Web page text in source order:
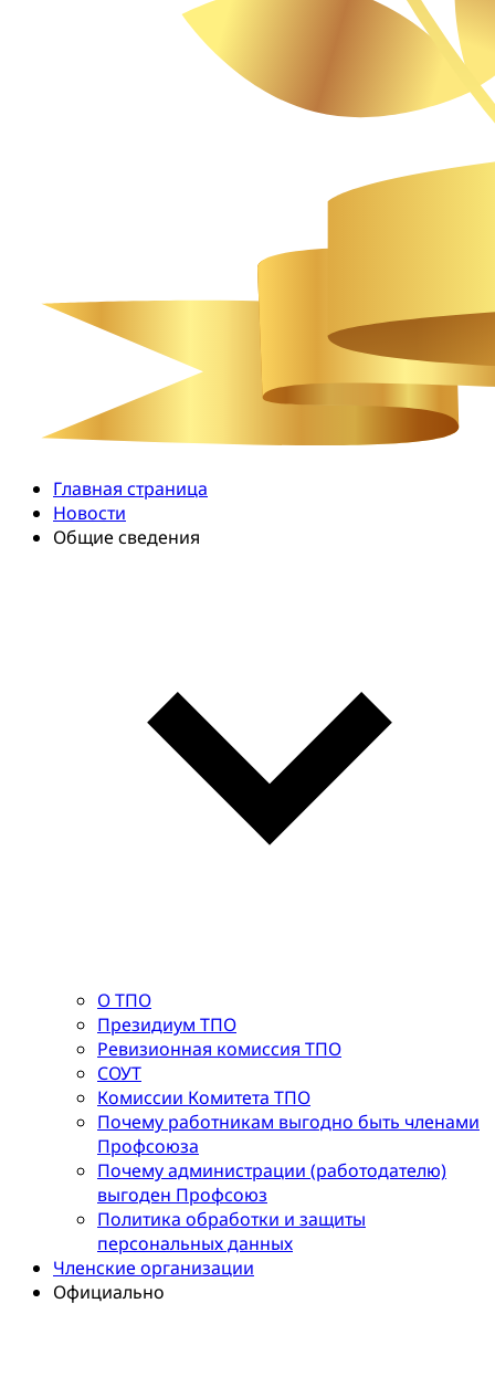
Главная страница
Новости
Общие сведения
О ТПО
Президиум ТПО
Ревизионная комиссия ТПО
СОУТ
Комиссии Комитета ТПО
Почему работникам выгодно быть членами
Профсоюза
Почему администрации (работодателю)
выгоден Профсоюз
Политика обработки и защиты
персональных данных
Членские организации
Официально